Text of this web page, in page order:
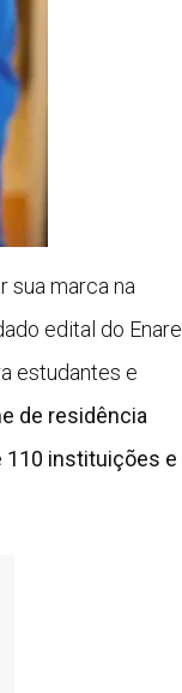
sua marca na
edital do Enare
estudantes e
de residência
110 instituições e